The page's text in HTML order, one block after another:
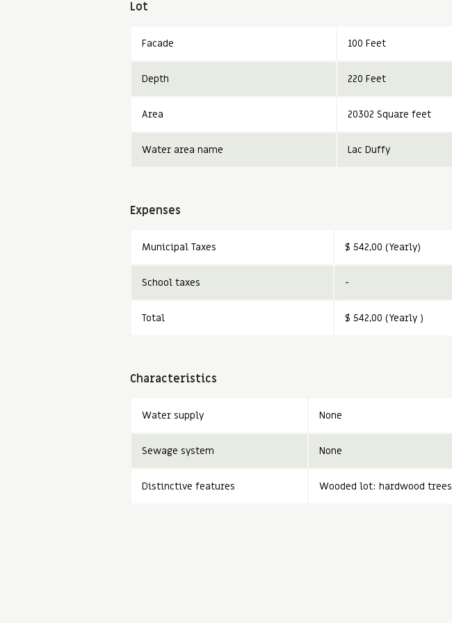
Lot
Facade 100 Feet
Depth 220 Feet
Area 20302 Square feet
Water area name Lac Duffy
Expenses
Municipal Taxes $ 542,00 (Yearly)
School taxes -
Total $ 542,00 (Yearly )
Characteristics
Water supply None
Sewage system None
Distinctive features Wooded lot: hardwood trees